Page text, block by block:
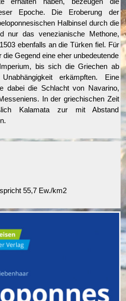
Epoche. Die Eroberung der
Halbinsel durch die
nur das venezianische Methone,
ebenfalls an die Türken fiel. Für
Gegend eine eher unbedeutende
bis sich die Griechen ab
erkämpften. Eine
dabei die Schlacht von Navarino,
In der griechischen Zeit
Kalamata zur mit Abstand
55,7 Ew./km2